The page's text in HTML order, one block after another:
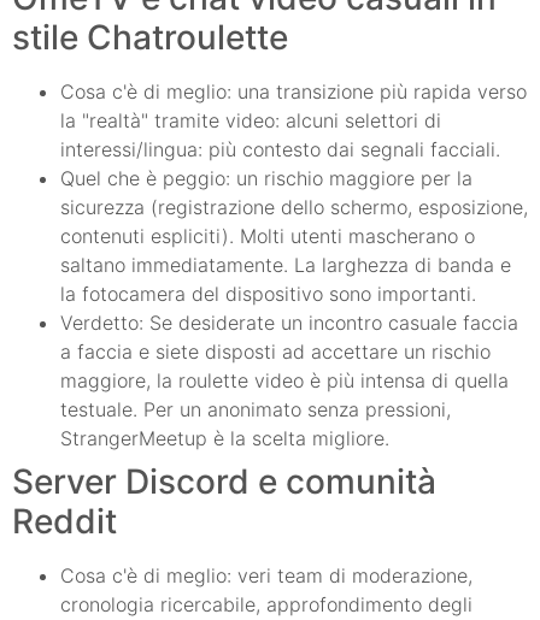
stile Chatroulette
Cosa c'è di meglio: una transizione più rapida verso
la "realtà" tramite video: alcuni selettori di
interessi/lingua: più contesto dai segnali facciali.
Quel che è peggio: un rischio maggiore per la
sicurezza (registrazione dello schermo, esposizione,
contenuti espliciti). Molti utenti mascherano o
saltano immediatamente. La larghezza di banda e
la fotocamera del dispositivo sono importanti.
Verdetto: Se desiderate un incontro casuale faccia
a faccia e siete disposti ad accettare un rischio
maggiore, la roulette video è più intensa di quella
testuale. Per un anonimato senza pressioni,
StrangerMeetup è la scelta migliore.
Server Discord e comunità
Reddit
Cosa c'è di meglio: veri team di moderazione,
cronologia ricercabile, approfondimento degli